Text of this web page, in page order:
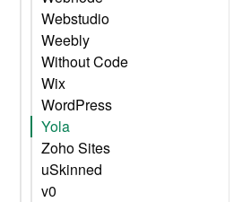
Webstudio
Weebly
Without Code
Wix
WordPress
Yola
Zoho Sites
uSkinned
v0